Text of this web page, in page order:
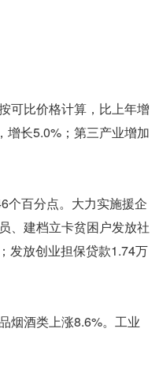
可比价格计算，比上年增
增长5.0%；第三产业增加
个百分点。大力实施援企
、建档立卡贫困户发放社
发放创业担保贷款1.74万
烟酒类上涨8.6%。工业